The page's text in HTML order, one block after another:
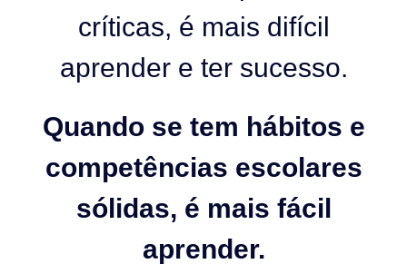
críticas, é mais difícil
aprender e ter sucesso.
Quando se tem hábitos e
competências escolares
sólidas, é mais fácil
aprender.